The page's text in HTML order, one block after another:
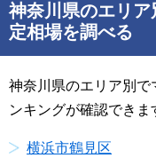
神奈川県のエリ
定相場を調べる
神奈川県のエリア別で
ンキングが確認できま
横浜市鶴見区